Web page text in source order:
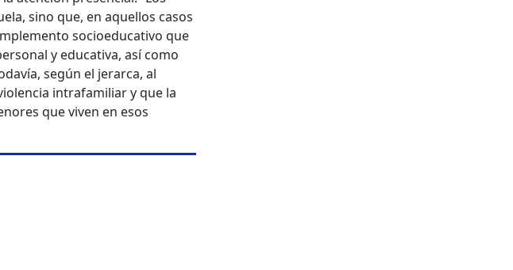
sino que, en aquellos casos
socioeducativo que
y educativa, así como
según el jerarca, al
intrafamiliar y que la
que viven en esos